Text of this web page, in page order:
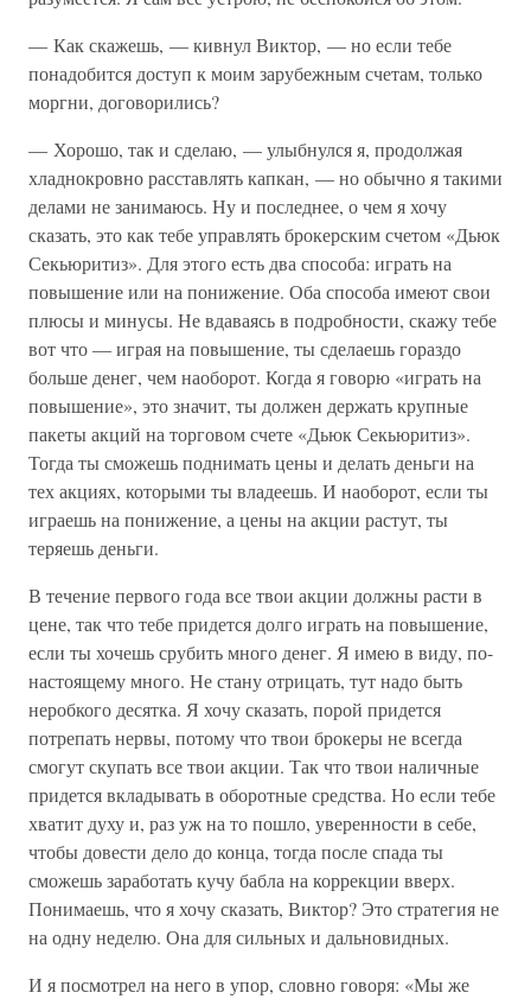
— Как скажешь, — кивнул Виктор, — но если тебе
понадобится доступ к моим зарубежным счетам, только
моргни, договорились?
— Хорошо, так и сделаю, — улыбнулся я, продолжая
хладнокровно расставлять капкан, — но обычно я такими
делами не занимаюсь. Ну и последнее, о чем я хочу
сказать, это как тебе управлять брокерским счетом «Дьюк
Секьюритиз». Для этого есть два способа: играть на
повышение или на понижение. Оба способа имеют свои
плюсы и минусы. Не вдаваясь в подробности, скажу тебе
вот что — играя на повышение, ты сделаешь гораздо
больше денег, чем наоборот. Когда я говорю «играть на
повышение», это значит, ты должен держать крупные
пакеты акций на торговом счете «Дьюк Секьюритиз».
Тогда ты сможешь поднимать цены и делать деньги на
тех акциях, которыми ты владеешь. И наоборот, если ты
играешь на понижение, а цены на акции растут, ты
теряешь деньги.
В течение первого года все твои акции должны расти в
цене, так что тебе придется долго играть на повышение,
если ты хочешь срубить много денег. Я имею в виду, по-
настоящему много. Не стану отрицать, тут надо быть
неробкого десятка. Я хочу сказать, порой придется
потрепать нервы, потому что твои брокеры не всегда
смогут скупать все твои акции. Так что твои наличные
придется вкладывать в оборотные средства. Но если тебе
хватит духу и, раз уж на то пошло, уверенности в себе,
чтобы довести дело до конца, тогда после спада ты
сможешь заработать кучу бабла на коррекции вверх.
Понимаешь, что я хочу сказать, Виктор? Это стратегия не
на одну неделю. Она для сильных и дальновидных.
И я посмотрел на него в упор, словно говоря: «Мы же